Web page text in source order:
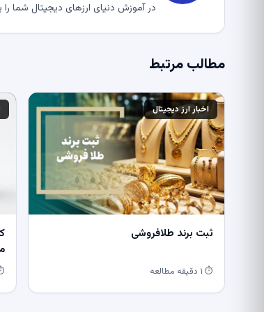
در آموزش دنیای ارزهای دیجیتال شما را
مطالب مرتبط
اخبار ارز دیجیتال
ثبت برند طلافروشی
⏱ ۱ دقیقه مطالعه ⏱ ۱